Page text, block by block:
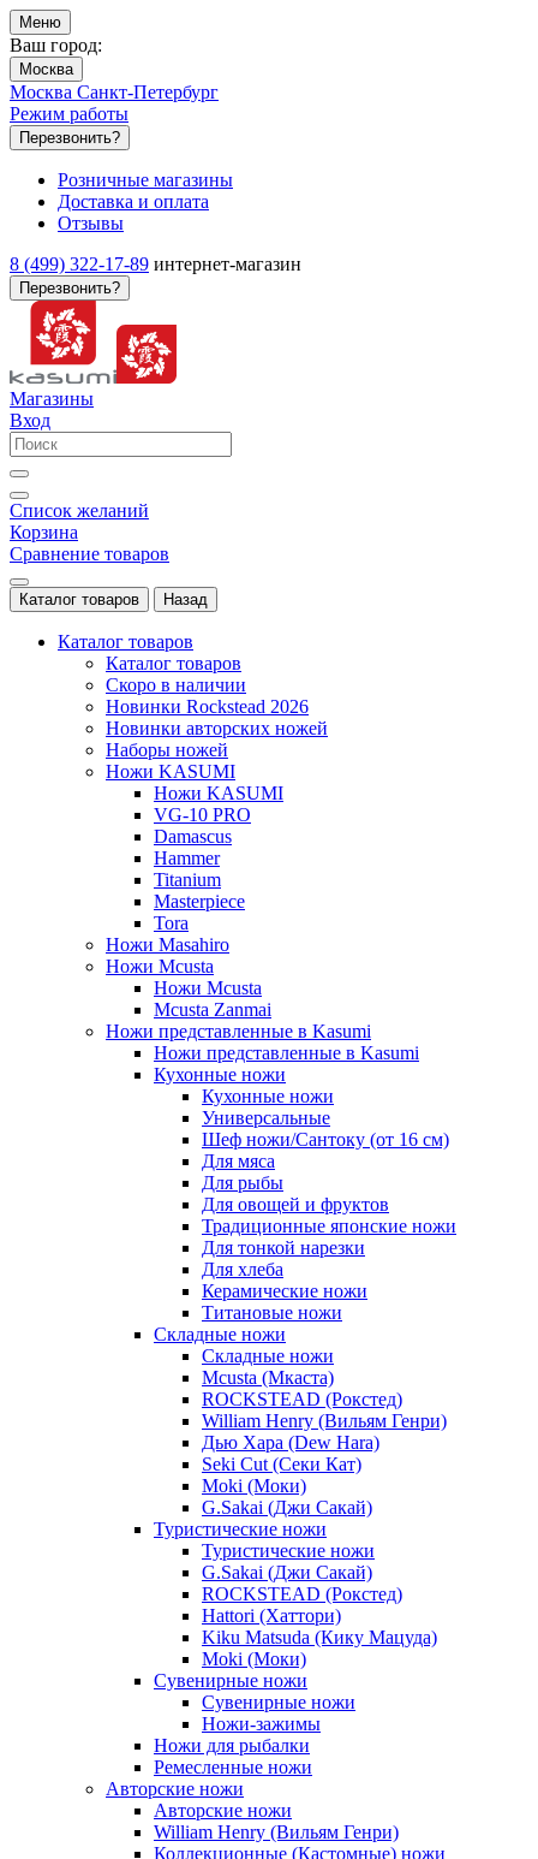
Меню
Ваш город:
Москва
Москва Санкт-Петербург
Режим работы
Перезвонить?
Розничные магазины
Доставка и оплата
Отзывы
8 (499) 322-17-89 интернет-магазин
Перезвонить?
Магазины
Вход
Список желаний
Корзина
Сравнение товаров
Каталог товаров Назад
Каталог товаров
Каталог товаров
Скоро в наличии
Новинки Rockstead 2026
Новинки авторских ножей
Наборы ножей
Ножи KASUMI
Ножи KASUMI
VG-10 PRO
Damascus
Hammer
Titanium
Masterpiece
Tora
Ножи Masahiro
Ножи Mcusta
Ножи Mcusta
Mcusta Zanmai
Ножи представленные в Kasumi
Ножи представленные в Kasumi
Кухонные ножи
Кухонные ножи
Универсальные
Шеф ножи/Сантоку (от 16 см)
Для мяса
Для рыбы
Для овощей и фруктов
Традиционные японские ножи
Для тонкой нарезки
Для хлеба
Керамические ножи
Титановые ножи
Складные ножи
Складные ножи
Mcusta (Мкаста)
ROCKSTEAD (Рокстед)
William Henry (Вильям Генри)
Дью Хара (Dew Hara)
Seki Cut (Секи Кат)
Moki (Моки)
G.Sakai (Джи Сакай)
Туристические ножи
Туристические ножи
G.Sakai (Джи Сакай)
ROCKSTEAD (Рокстед)
Hattori (Хаттори)
Kiku Matsuda (Кику Мацуда)
Moki (Моки)
Сувенирные ножи
Сувенирные ножи
Ножи-зажимы
Ножи для рыбалки
Ремесленные ножи
Авторские ножи
Авторские ножи
William Henry (Вильям Генри)
Коллекционные (Кастомные) ножи